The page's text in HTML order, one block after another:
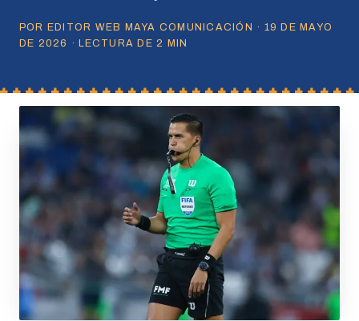
POR EDITOR WEB MAYA COMUNICACIÓN · 19 DE MAYO
DE 2026 · LECTURA DE 2 MIN